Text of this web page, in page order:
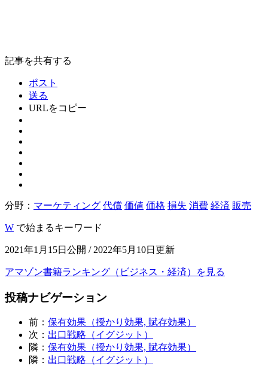
記事を共有する
ポスト
送る
URLをコピー
分野： マーケティング 代償 価値 価格 損失 消費 経済 販売
W で始まるキーワード
2021年1月15日公開 / 2022年5月10日更新
アマゾン書籍ランキング（ビジネス・経済）を見る
投稿ナビゲーション
前： 保有効果（授かり効果, 賦存効果）
次： 出口戦略（イグジット）
隣： 保有効果（授かり効果, 賦存効果）
隣： 出口戦略（イグジット）